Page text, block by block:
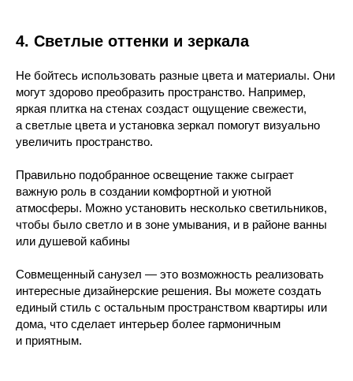
4. Светлые оттенки и зеркала
Не бойтесь использовать разные цвета и материалы. Они
могут здорово преобразить пространство. Например,
яркая плитка на стенах создаст ощущение свежести,
а светлые цвета и установка зеркал помогут визуально
увеличить пространство.
Правильно подобранное освещение также сыграет
важную роль в создании комфортной и уютной
атмосферы. Можно установить несколько светильников,
чтобы было светло и в зоне умывания, и в районе ванны
или душевой кабины
Совмещенный санузел — это возможность реализовать
интересные дизайнерские решения. Вы можете создать
единый стиль с остальным пространством квартиры или
дома, что сделает интерьер более гармоничным
и приятным.